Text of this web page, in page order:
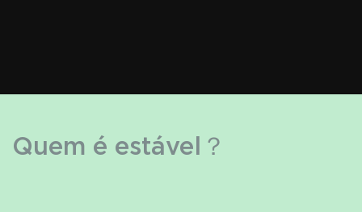
Quem é estável？